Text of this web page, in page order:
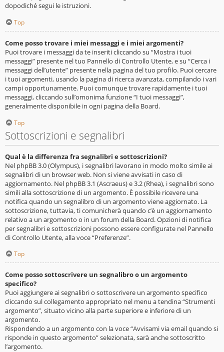
dopodiché segui le istruzioni.
Top
Come posso trovare i miei messaggi e i miei argomenti?
Puoi trovare i messaggi da te inseriti cliccando su “Mostra i tuoi
messaggi” presente nel tuo Pannello di Controllo Utente, e su “Cerca i
messaggi dell’utente” presente nella pagina del tuo profilo. Puoi cercare
i tuoi argomenti, usando la pagina di ricerca avanzata, compilando i vari
campi opportunamente. Puoi comunque trovare rapidamente i tuoi
messaggi, cliccando sull’omonima funzione “I tuoi messaggi”,
generalmente disponibile in ogni pagina della Board.
Top
Sottoscrizioni e segnalibri
Qual è la differenza fra segnalibri e sottoscrizioni?
Nel phpBB 3.0 (Olympus), i segnalibri lavorano in modo molto simile ai
segnalibri di un browser web. Non si viene avvisati in caso di
aggiornamento. Nel phpBB 3.1 (Ascraeus) e 3.2 (Rhea), i segnalibri sono
simili alla sottoscrizione di un argomento. È possibile ricevere una
notifica quando un segnalibro di un argomento viene aggiornato. La
sottoscrizione, tuttavia, ti comunicherà quando c’è un aggiornamento
relativo a un argomento o in un forum della Board. Opzioni di notifica
per segnalibri e sottoscrizioni possono essere configurate nel Pannello
di Controllo Utente, alla voce “Preferenze”.
Top
Come posso sottoscrivere un segnalibro o un argomento
specifico?
Puoi aggiungere ai segnalibri o sottoscrivere un argomento specifico
cliccando sul collegamento appropriato nel menu a tendina “Strumenti
argomento”, situato vicino alla parte superiore e inferiore di un
argomento.
Rispondendo a un argomento con la voce “Avvisami via email quando si
risponde in questo argomento” selezionata, sarà anche sottoscritto
l’argomento.